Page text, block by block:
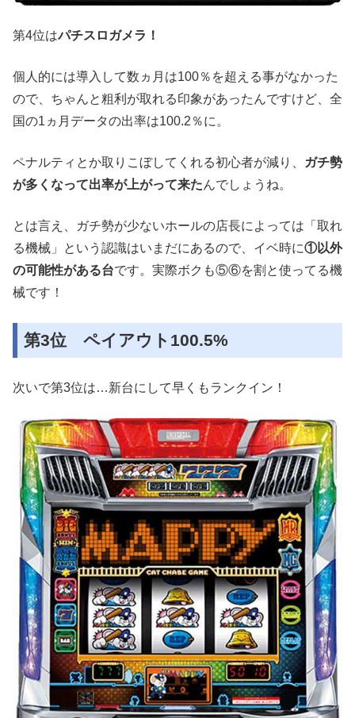
第4位はパチスロガメラ！
個人的には導入して数ヵ月は100％を超える事がなかった
ので、ちゃんと粗利が取れる印象があったんですけど、全
国の1ヵ月データの出率は100.2％に。
ペナルティとか取りこぼしてくれる初心者が減り、
ガチ勢
が多くなって出率が上がって来たんでしょうね。
とは言え、ガチ勢が少ないホールの店長によっては「取れ
る機械」という認識はいまだにあるので、イベ時に①以外
の可能性がある台です。実際ボクも⑤⑥を割と使ってる機
械です！
第3位 ペイアウト100.5%
次いで第3位は…新台にして早くもランクイン！